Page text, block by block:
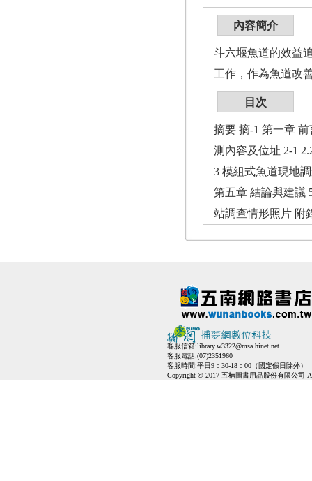
內容簡介
斗六堰魚道的效益
工作，作為魚道改
目次
摘要 摘-1 第一章 前
測內容及位址 2-1
3 模組式魚道現地
第五章 結論與建議
站調查情形照片 附
客服信箱:library.w3322@msa.hinet.net
客服電話:(07)2351960
客服時間:平日9：30-18：00（國定假日除外）
Copyright © 2017 五楠圖書用品股份有限公司